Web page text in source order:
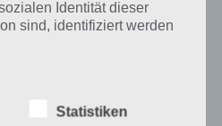
ab Android 2.3.3 erhältlich. Dabei
was aber nicht am tollen
nervigen Werbung, die von vielen
und iPod Touch im
Identität dieser
sind, identifiziert werden
Statistiken